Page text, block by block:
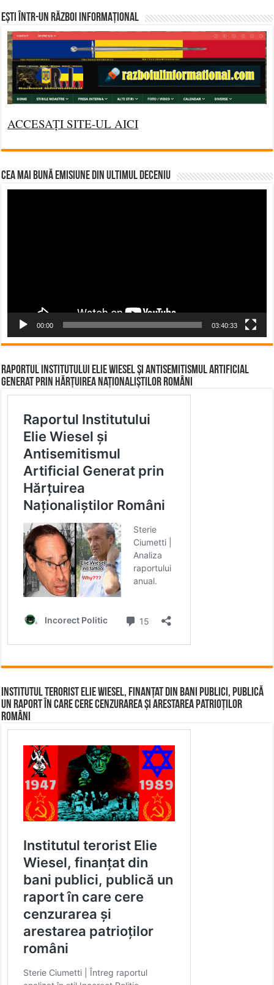
Ești într-un RĂZBOI INFORMAȚIONAL
ACCESAȚI SITE-UL AICI
CEA MAI BUNĂ EMISIUNE DIN ULTIMUL DECENIU
00:00 03:40:33
Raportul Institutului Elie Wiesel și Antisemitismul Artificial
Generat prin Hărțuirea Naționaliștilor Români
Institutul terorist Elie Wiesel, finanțat din bani publici, publică
un raport în care cere cenzurarea și arestarea patrioților
români